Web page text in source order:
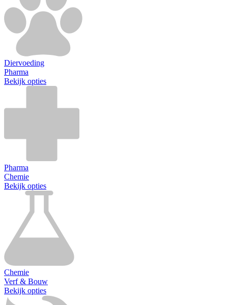
Diervoeding
Pharma
Bekijk opties
Pharma
Chemie
Bekijk opties
Chemie
Verf & Bouw
Bekijk opties